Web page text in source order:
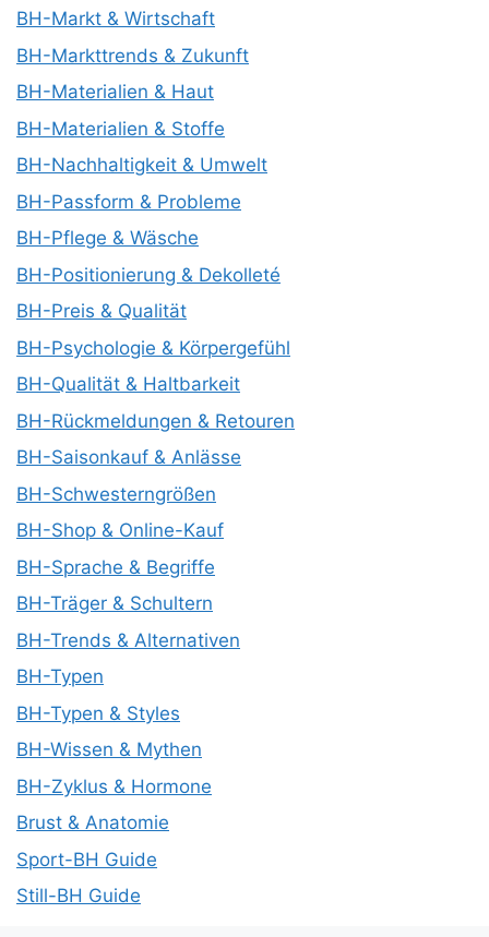
BH-Markt & Wirtschaft
BH-Markttrends & Zukunft
BH-Materialien & Haut
BH-Materialien & Stoffe
BH-Nachhaltigkeit & Umwelt
BH-Passform & Probleme
BH-Pflege & Wäsche
BH-Positionierung & Dekolleté
BH-Preis & Qualität
BH-Psychologie & Körpergefühl
BH-Qualität & Haltbarkeit
BH-Rückmeldungen & Retouren
BH-Saisonkauf & Anlässe
BH-Schwesterngrößen
BH-Shop & Online-Kauf
BH-Sprache & Begriffe
BH-Träger & Schultern
BH-Trends & Alternativen
BH-Typen
BH-Typen & Styles
BH-Wissen & Mythen
BH-Zyklus & Hormone
Brust & Anatomie
Sport-BH Guide
Still-BH Guide